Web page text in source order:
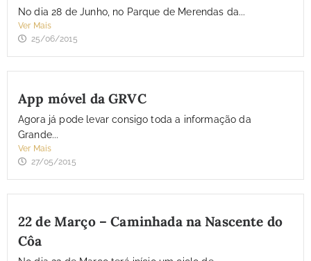
No dia 28 de Junho, no Parque de Merendas da...
Ver Mais
25/06/2015
App móvel da GRVC
Agora já pode levar consigo toda a informação da
Grande...
Ver Mais
27/05/2015
22 de Março – Caminhada na Nascente do
Côa